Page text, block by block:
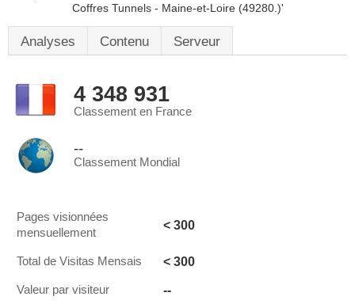
Coffres Tunnels - Maine-et-Loire (49280.)'
Analyses Contenu Serveur
4 348 931
Classement en France
--
Classement Mondial
Pages visionnées
mensuellement
< 300
Total de Visitas Mensais < 300
Valeur par visiteur --